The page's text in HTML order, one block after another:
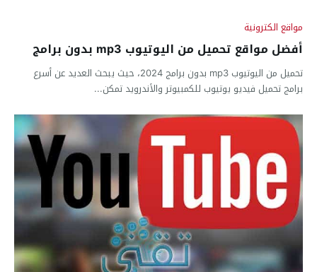
مواقع الكترونية
أفضل مواقع تحميل من اليوتيوب mp3 بدون برامج
تحميل من اليوتيوب mp3 بدون برامج 2024، حيث يبحث العديد عن أسرع
برامج تحميل فيديو يوتيوب للكمبيوتر والأندرويد تمكن...